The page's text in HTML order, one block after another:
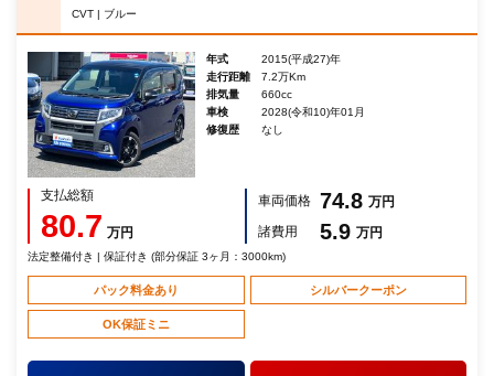
CVT | ブルー
年式
2015(平成27)年
走行距離
7.2万Km
排気量
660cc
車検
2028(令和10)年01月
修復歴
なし
支払総額
80.7 万円
車両価格 74.8 万円
諸費用
5.9 万円
法定整備付き | 保証付き (部分保証 3ヶ月：3000km)
パック料金あり シルバークーポン
OK保証ミニ